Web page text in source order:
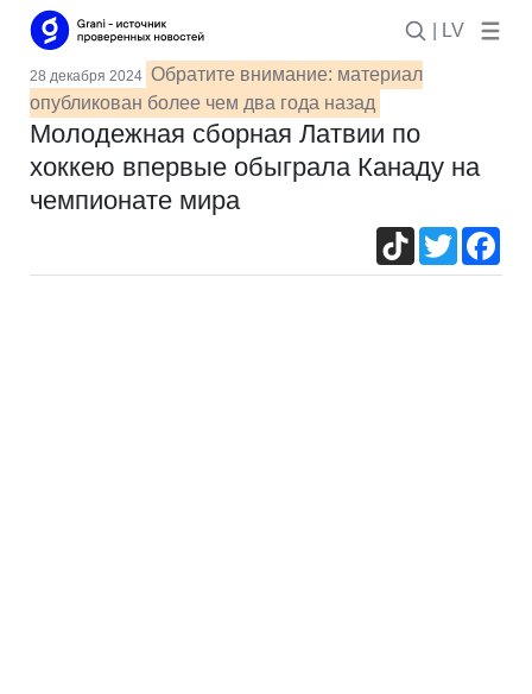
| LV
28 декабря 2024 Обратите внимание: материал
опубликован более чем два года назад
Молодежная сборная Латвии по
хоккею впервые обыграла Канаду на
чемпионате мира
TikTokTwitter